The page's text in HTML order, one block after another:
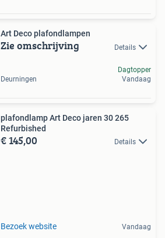
Art Deco plafondlampen
Zie omschrijving Details
Deurningen
Dagtopper
Vandaag
plafondlamp Art Deco jaren 30 265
Refurbished
€ 145,00 Details
Bezoek website Vandaag